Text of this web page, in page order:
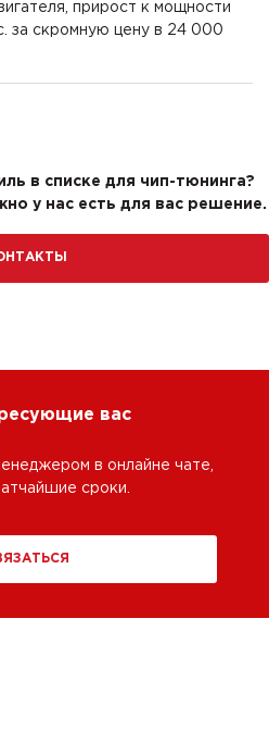
прирост к мощности
за скромную цену в 24 000
в списке для чип-тюнинга?
у нас есть для вас решение.
вас
в онлайне чате,
сроки.